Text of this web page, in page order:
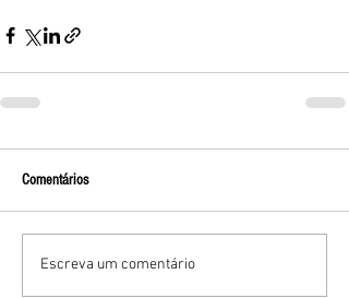
Comentários
Escreva um comentário